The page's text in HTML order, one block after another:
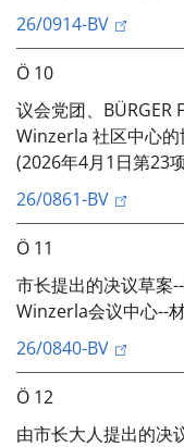
26/0914-BV
Ö 10
议会党团、BÜRGER
Winzerla 社区中心
(2026年4月1日第23
26/0861-BV
Ö 11
市长提出的决议草案
Winzerla会议中心--
26/0840-BV
Ö 12
由市长大人提出的决